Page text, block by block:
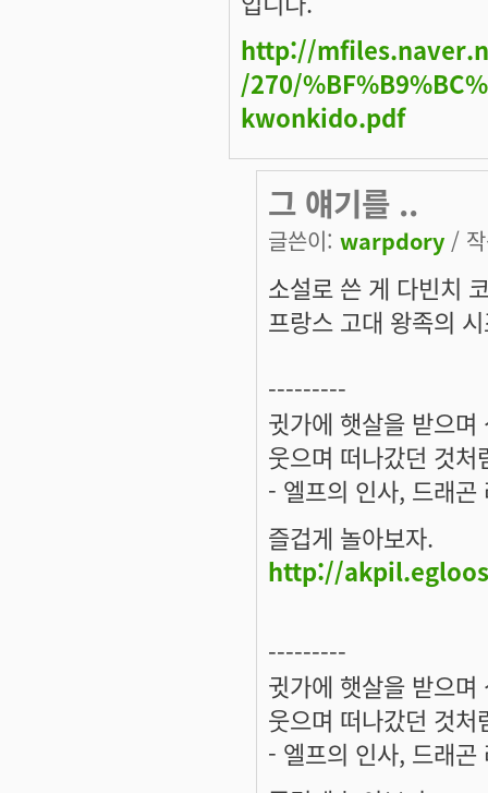
http://
/270/
kwonkido.pdf
그 얘기를 ..
글쓴이: warpdory /
소설로 쓴 게 다빈치
프랑스 고대 왕족의
---------
귓가에 햇살을 받으
웃으며 떠나갔던 것
- 엘프의 인사, 드래곤
즐겁게 놀아보자.
http://
---------
귓가에 햇살을 받으
웃으며 떠나갔던 것
- 엘프의 인사, 드래곤